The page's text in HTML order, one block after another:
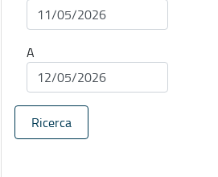
A
Ricerca